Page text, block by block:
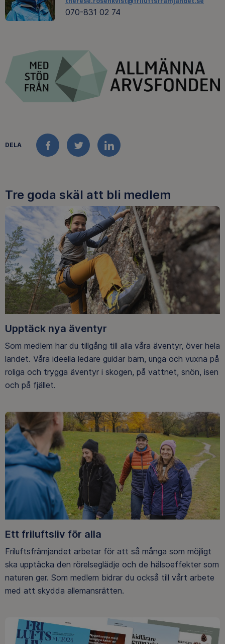
070-831 02 74
DELA
FACEBOOKTWITTERLINKEDIN
Tre goda skäl att bli medlem
Upptäck nya äventyr
Som medlem har du tillgång till alla våra äventyr, över hela
landet. Våra ideella ledare guidar barn, unga och vuxna på
roliga och trygga äventyr i skogen, på vattnet, snön, isen
och på fjället.
Ett friluftsliv för alla
Friluftsfrämjandet arbetar för att så många som möjligt
ska upptäcka den rörelseglädje och de hälsoeffekter som
naturen ger. Som medlem bidrar du också till vårt arbete
med att skydda allemansrätten.